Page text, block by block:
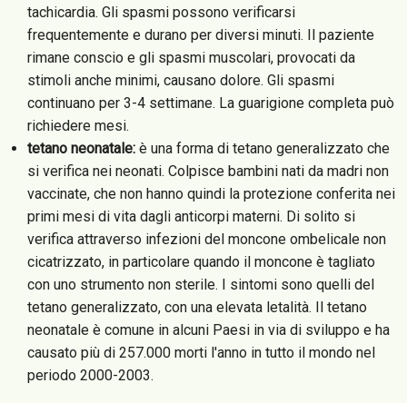
tachicardia. Gli spasmi possono verificarsi
frequentemente e durano per diversi minuti. Il paziente
rimane conscio e gli spasmi muscolari, provocati da
stimoli anche minimi, causano dolore. Gli spasmi
continuano per 3-4 settimane. La guarigione completa può
richiedere mesi.
tetano neonatale: è una forma di tetano generalizzato che
si verifica nei neonati. Colpisce bambini nati da madri non
vaccinate, che non hanno quindi la protezione conferita nei
primi mesi di vita dagli anticorpi materni. Di solito si
verifica attraverso infezioni del moncone ombelicale non
cicatrizzato, in particolare quando il moncone è tagliato
con uno strumento non sterile. I sintomi sono quelli del
tetano generalizzato, con una elevata letalità. Il tetano
neonatale è comune in alcuni Paesi in via di sviluppo e ha
causato più di 257.000 morti l'anno in tutto il mondo nel
periodo 2000-2003.